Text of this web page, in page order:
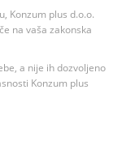
Konzum plus d.o.o.
na vaša zakonska
a nije ih dozvoljeno
Konzum plus